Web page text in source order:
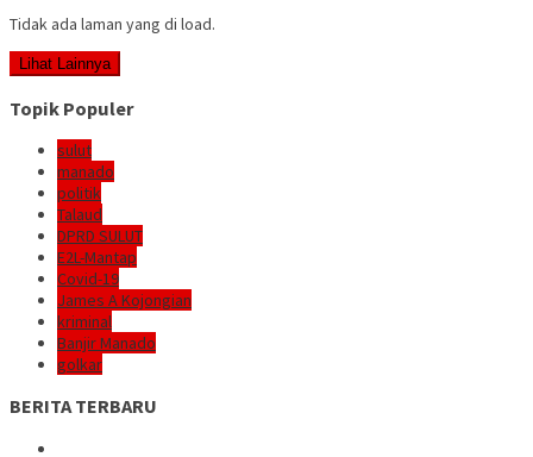
Tidak ada laman yang di load.
Lihat Lainnya
Topik Populer
sulut
manado
politik
Talaud
DPRD SULUT
E2L-Mantap
Covid-19
James A Kojongian
kriminal
Banjir Manado
golkar
BERITA TERBARU